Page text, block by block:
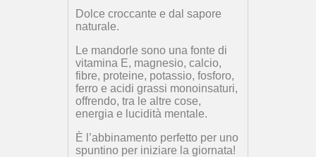
Dolce croccante e dal sapore
naturale.
Le mandorle sono una fonte di
vitamina E, magnesio, calcio,
fibre, proteine, potassio, fosforo,
ferro e acidi grassi monoinsaturi,
offrendo, tra le altre cose,
energia e lucidità mentale.
È l’abbinamento perfetto per uno
spuntino per iniziare la giornata!